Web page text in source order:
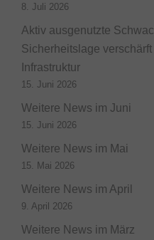
8. Juli 2026
Aktiv ausgenutzte
Sicherheitslage
Infrastruktur
15. Juni 2026
Weitere News im Juni
15. Juni 2026
Weitere News im Mai
15. Mai 2026
Weitere News im April
9. April 2026
Weitere News im März